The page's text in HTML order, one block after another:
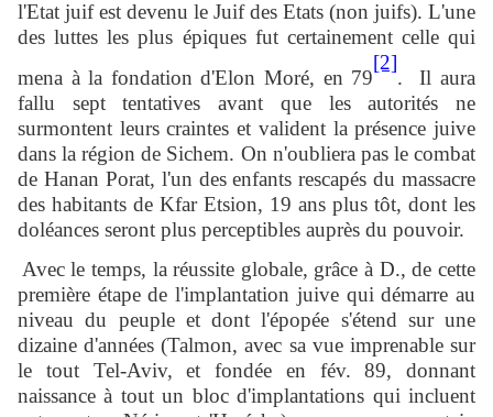
l'Etat juif est devenu le Juif des Etats (non juifs). L'une
des luttes les plus épiques fut certainement celle qui
mena à la fondation d'Elon Moré, en 79
[2]
. Il aura
fallu sept tentatives avant que les autorités ne
surmontent leurs craintes et valident la présence juive
dans la région de Sichem. On n'oubliera pas le combat
de Hanan Porat, l'un des enfants rescapés du massacre
des habitants de Kfar Etsion, 19 ans plus tôt, dont les
doléances seront plus perceptibles auprès du pouvoir.
Avec le temps, la réussite globale, grâce à D., de cette
première étape de l'implantation juive qui démarre au
niveau du peuple et dont l'épopée s'étend sur une
dizaine d'années (Talmon, avec sa vue imprenable sur
le tout Tel-Aviv, et fondée en fév. 89, donnant
naissance à tout un bloc d'implantations qui incluent